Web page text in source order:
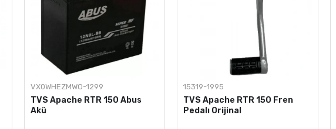
VX0WHEZMWO-1299
TVS Apache RTR 150 Abus
Akü
15319-1995
TVS Apache RTR 150 Fren
Pedalı Orijinal